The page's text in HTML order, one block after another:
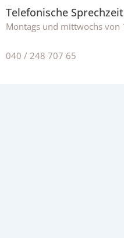
Telefonische
Montags und mittwochs
040 / 248 707 65